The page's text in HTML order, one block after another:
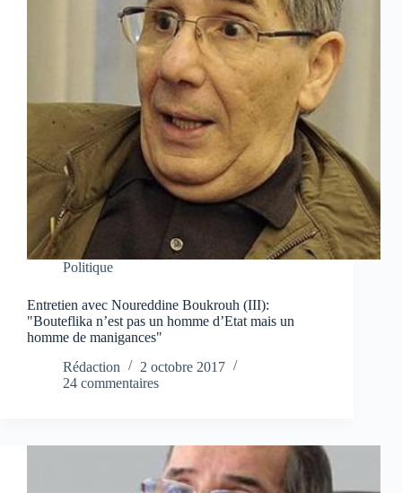
Politique
Entretien avec Noureddine Boukrouh (III):
"Bouteflika n’est pas un homme d’Etat mais un
homme de manigances"
Rédaction
2 octobre 2017
24 commentaires